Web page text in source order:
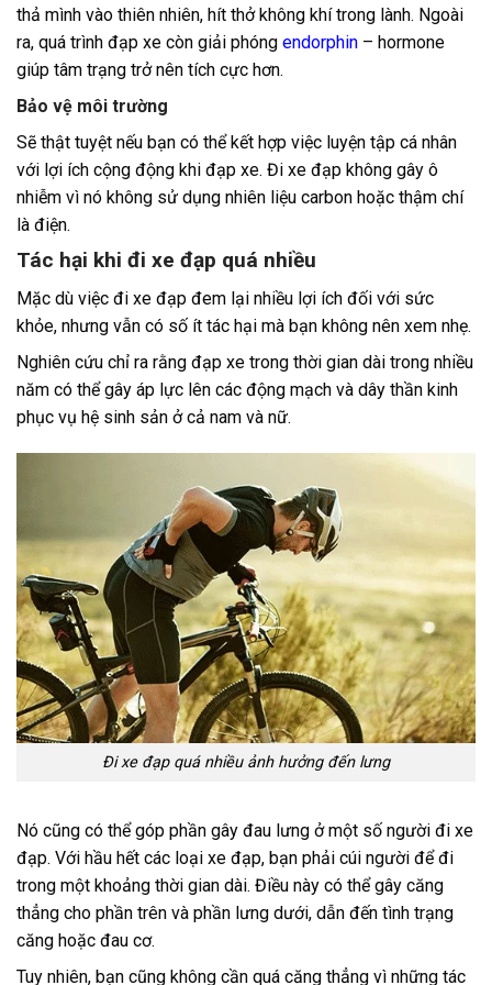
thả mình vào thiên nhiên, hít thở không khí trong lành. Ngoài
ra, quá trình đạp xe còn giải phóng endorphin – hormone
giúp tâm trạng trở nên tích cực hơn.
Bảo vệ môi trường
Sẽ thật tuyệt nếu bạn có thể kết hợp việc luyện tập cá nhân
với lợi ích cộng động khi đạp xe. Đi xe đạp không gây ô
nhiễm vì nó không sử dụng nhiên liệu carbon hoặc thậm chí
là điện.
Tác hại khi đi xe đạp quá nhiều
Mặc dù việc đi xe đạp đem lại nhiều lợi ích đối với sức
khỏe, nhưng vẫn có số ít tác hại mà bạn không nên xem nhẹ.
Nghiên cứu chỉ ra rằng đạp xe trong thời gian dài trong nhiều
năm có thể gây áp lực lên các động mạch và dây thần kinh
phục vụ hệ sinh sản ở cả nam và nữ.
Đi xe đạp quá nhiều ảnh hưởng đến lưng
Nó cũng có thể góp phần gây đau lưng ở một số người đi xe
đạp. Với hầu hết các loại xe đạp, bạn phải cúi người để đi
trong một khoảng thời gian dài. Điều này có thể gây căng
thẳng cho phần trên và phần lưng dưới, dẫn đến tình trạng
căng hoặc đau cơ.
Tuy nhiên, bạn cũng không cần quá căng thẳng vì những tác